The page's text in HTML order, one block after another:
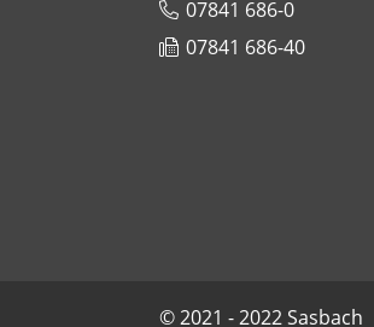
07841 686-0
07841 686-40
© 2021 - 2022 Sasbach